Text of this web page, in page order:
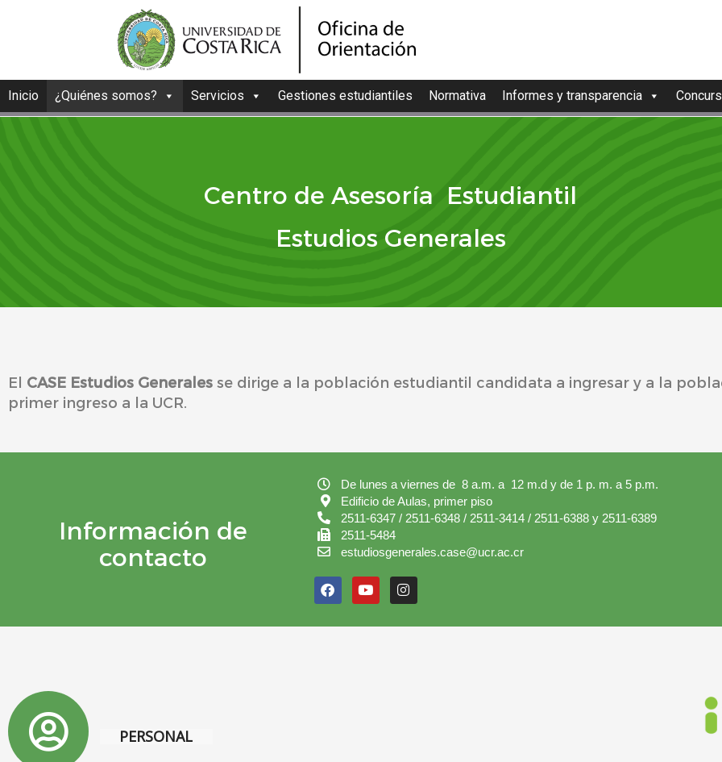
Inicio ¿Quiénes somos? Servicios Gestiones estudiantiles Normativa Informes y transparencia
Centro de Asesoría Estudiantil
Estudios Generales
El CASE Estudios Generales se dirige a la población estudiantil candidata a ingresar y a la
primer ingreso a la UCR.
Información de
contacto
De lunes a viernes de 8 a.m. a 12 m.d y de 1 p. m. a 5 p.m.
Edificio de Aulas, primer piso
2511-6347 / 2511-6348 / 2511-3414 / 2511-6388 y 2511-6389
2511-5484
estudiosgenerales.case@ucr.ac.cr
PERSONAL